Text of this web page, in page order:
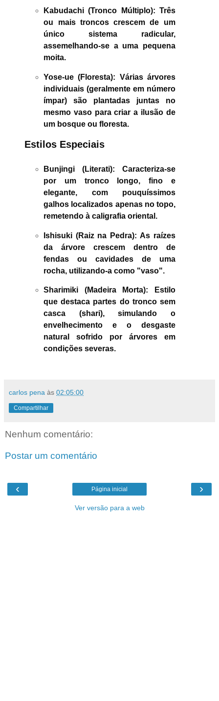
Kabudachi (Tronco Múltiplo): Três
ou mais troncos crescem de um
único sistema radicular,
assemelhando-se a uma pequena
moita.
Yose-ue (Floresta): Várias árvores
individuais (geralmente em número
ímpar) são plantadas juntas no
mesmo vaso para criar a ilusão de
um bosque ou floresta.
Estilos Especiais
Bunjingi (Literati): Caracteriza-se
por um tronco longo, fino e
elegante, com pouquíssimos
galhos localizados apenas no topo,
remetendo à caligrafia oriental.
Ishisuki (Raiz na Pedra): As raízes
da árvore crescem dentro de
fendas ou cavidades de uma
rocha, utilizando-a como "vaso".
Sharimiki (Madeira Morta): Estilo
que destaca partes do tronco sem
casca (shari), simulando o
envelhecimento e o desgaste
natural sofrido por árvores em
condições severas.
carlos pena às 02:05:00
Compartilhar
Nenhum comentário:
Postar um comentário
‹ ›
Página inicial
Ver versão para a web